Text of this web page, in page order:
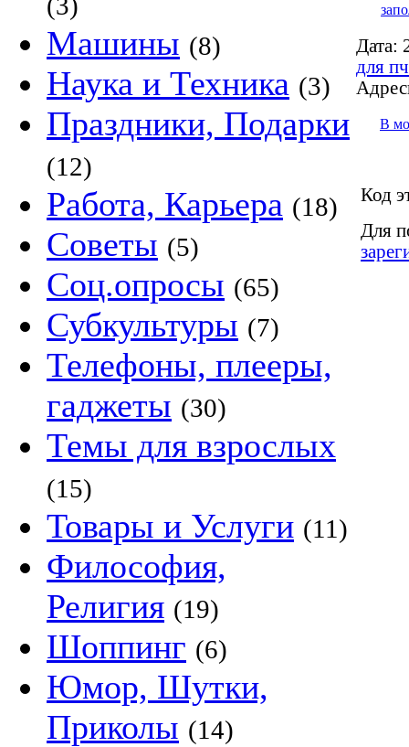
Машины (8)
Наука и Техника (3)
Праздники, Подарки
(12)
Работа, Карьера (18)
Советы (5)
Соц.опросы (65)
Субкультуры (7)
Телефоны, плееры,
гаджеты (30)
Темы для взрослых
(15)
Товары и Услуги (11)
Философия,
Религия (19)
Шоппинг (6)
Юмор, Шутки,
Приколы (14)
Дата:
для пч
В
Код
Для